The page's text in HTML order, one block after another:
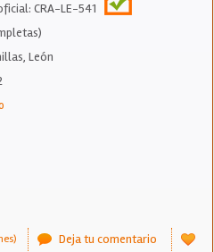
CRA-LE-541
, León
Deja tu comentario